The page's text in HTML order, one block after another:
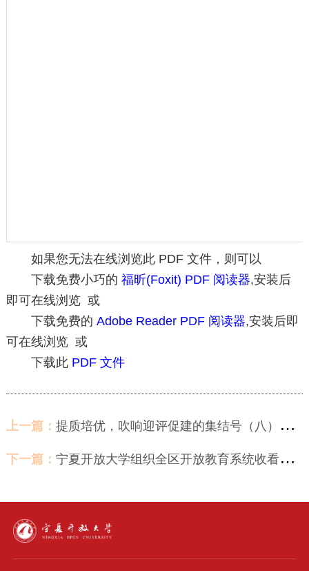
如果您无法在线浏览此 PDF 文件，则可以
下载免费小巧的 福昕(Foxit) PDF 阅读器,安装后
即可在线浏览 或
下载免费的 Adobe Reader PDF 阅读器,安装后即
可在线浏览 或
下载此 PDF 文件
上一篇： 提质培优，吹响迎评促建的集结号（八）——宁夏开放大学召开2022年开放教育综合教学检查暨办学评估调研培训会
下一篇： 宁夏开放大学组织全区开放教育系统收看国家开放大学2022年秋季学期“开学第一课”